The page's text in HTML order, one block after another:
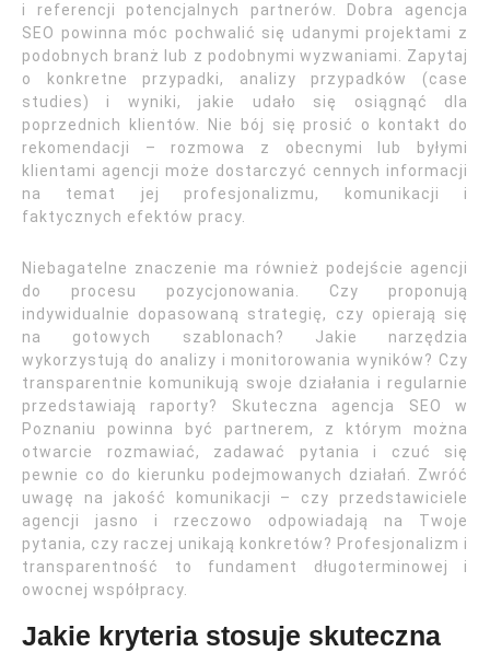
i referencji potencjalnych partnerów. Dobra agencja
SEO powinna móc pochwalić się udanymi projektami z
podobnych branż lub z podobnymi wyzwaniami. Zapytaj
o konkretne przypadki, analizy przypadków (case
studies) i wyniki, jakie udało się osiągnąć dla
poprzednich klientów. Nie bój się prosić o kontakt do
rekomendacji – rozmowa z obecnymi lub byłymi
klientami agencji może dostarczyć cennych informacji
na temat jej profesjonalizmu, komunikacji i
faktycznych efektów pracy.
Niebagatelne znaczenie ma również podejście agencji
do procesu pozycjonowania. Czy proponują
indywidualnie dopasowaną strategię, czy opierają się
na gotowych szablonach? Jakie narzędzia
wykorzystują do analizy i monitorowania wyników? Czy
transparentnie komunikują swoje działania i regularnie
przedstawiają raporty? Skuteczna agencja SEO w
Poznaniu powinna być partnerem, z którym można
otwarcie rozmawiać, zadawać pytania i czuć się
pewnie co do kierunku podejmowanych działań. Zwróć
uwagę na jakość komunikacji – czy przedstawiciele
agencji jasno i rzeczowo odpowiadają na Twoje
pytania, czy raczej unikają konkretów? Profesjonalizm i
transparentność to fundament długoterminowej i
owocnej współpracy.
Jakie kryteria stosuje skuteczna